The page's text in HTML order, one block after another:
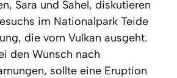
Sara und Sahel, diskutieren
im Nationalpark Teide
die vom Vulkan ausgeht.
den Wunsch nach
sollte eine Eruption